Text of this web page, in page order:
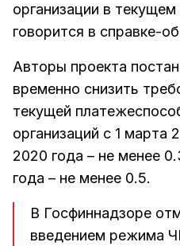
организации в
говорится в справке-
Авторы проекта
временно снизить
текущей
организаций с 1 марта
2020 года – не менее
года – не менее 0.5.
В Госфиннадзоре
введением режима